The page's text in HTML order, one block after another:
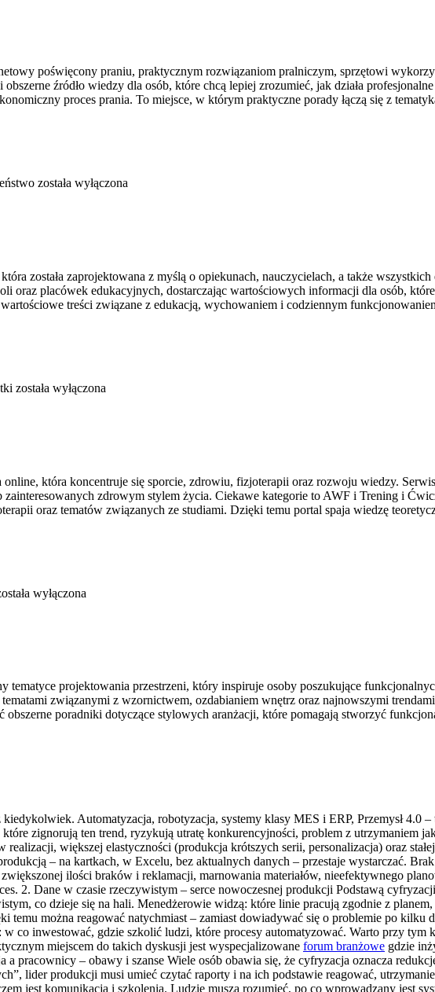
poświęcony praniu, praktycznym rozwiązaniom pralniczym, sprzętowi
obszerne źródło wiedzy dla osób, które chcą lepiej zrozumieć, jak działa
proces prania. To miejsce, w którym praktyczne porady łączą się z
została wyłączona
została zaprojektowana z myślą o opiekunach, nauczycielach, a także
oraz placówek edukacyjnych, dostarczając wartościowych informacji dla osób,
treści związane z edukacją, wychowaniem i codziennym
została wyłączona
która koncentruje się sporcie, zdrowiu, fizjoterapii oraz rozwoju wiedzy.
zdrowym stylem życia. Ciekawe kategorie to AWF i Trening i
oraz tematów związanych ze studiami. Dzięki temu portal spaja wiedzę
wyłączona
projektowania przestrzeni, który inspiruje osoby poszukujące
związanymi z wzornictwem, ozdabianiem wnętrz oraz najnowszymi
obszerne poradniki dotyczące stylowych aranżacji, które pomagają stworzyć
Automatyzacja, robotyzacja, systemy klasy MES i ERP, Przemysł 4.0
zignorują ten trend, ryzykują utratę konkurencyjności, problem z utrzymaniem
większej elastyczności (produkcja krótszych serii, personalizacja) oraz
– na kartkach, w Excelu, bez aktualnych danych – przestaje wystarczać.
ilości braków i reklamacji, marnowania materiałów, nieefektywnego
2. Dane w czasie rzeczywistym – serce nowoczesnej produkcji Podstawą
co dzieje się na hali. Menedżerowie widzą: które linie pracują zgodnie z
temu można reagować natychmiast – zamiast dowiadywać się o problemie po kilku
w co inwestować, gdzie szkolić ludzi, które procesy automatyzować. Warto przy tym
miejscem do takich dyskusji jest wyspecjalizowane forum branżowe gdzie
pracownicy – obawy i szanse Wiele osób obawia się, że cyfryzacja oznacza
lider produkcji musi umieć czytać raporty i na ich podstawie reagować,
jest komunikacja i szkolenia. Ludzie muszą rozumieć, po co wprowadzany jest